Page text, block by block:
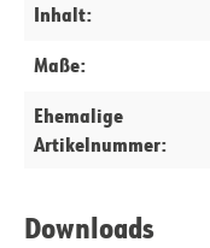
Inhalt:
Maße:
Ehemalige
Artikelnummer:
Downloads